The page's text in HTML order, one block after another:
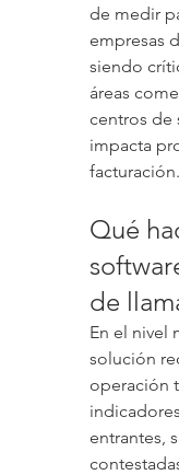
de medir
empresas
siendo
áreas
centros de
impacta
facturación.
Qué
de
En el nivel
solución
operación
entrantes,